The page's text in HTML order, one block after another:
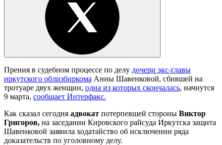
Прения в судебном процессе по делу дочери экс-главы
иркутского облизбиркома Анны Шавенковой, сбившей на
тротуаре двух женщин, одна из которых скончалась, начнутся
9 марта, сообщает Интерфакс.
Как сказал сегодня адвокат потерпевшей стороны Виктор
Григоров, на заседании Кировского райсуда Иркутска защита
Шавенковой заявила ходатайство об исключении ряда
доказательств по уголовному делу.